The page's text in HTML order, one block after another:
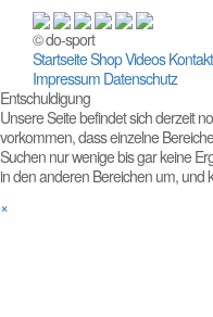
© do-sport
StartseiteShopVideosKontakt
Impressum Datenschutz
Entschuldigung
Unsere Seite befindet sich derzeit
vorkommen, dass einzelne
Suchen nur wenige bis gar keine
in den anderen Bereichen um, und
×